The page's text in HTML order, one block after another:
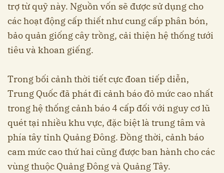
trợ từ quỹ này. Nguồn vốn sẽ được sử dụng cho
các hoạt động cấp thiết như cung cấp phân bón,
bảo quản giống cây trồng, cải thiện hệ thống tưới
tiêu và khoan giếng.
Trong bối cảnh thời tiết cực đoan tiếp diễn,
Trung Quốc đã phát đi cảnh báo đỏ mức cao nhất
trong hệ thống cảnh báo 4 cấp đối với nguy cơ lũ
quét tại nhiều khu vực, đặc biệt là trung tâm và
phía tây tỉnh Quảng Đông. Đồng thời, cảnh báo
cam mức cao thứ hai cũng được ban hành cho các
vùng thuộc Quảng Đông và Quảng Tây.